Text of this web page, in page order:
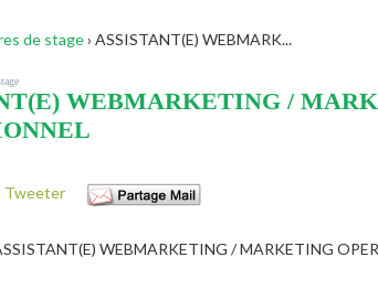
de stage› ASSISTANT(E) WEBMARK...
WEBMARKETING /
Tweeter